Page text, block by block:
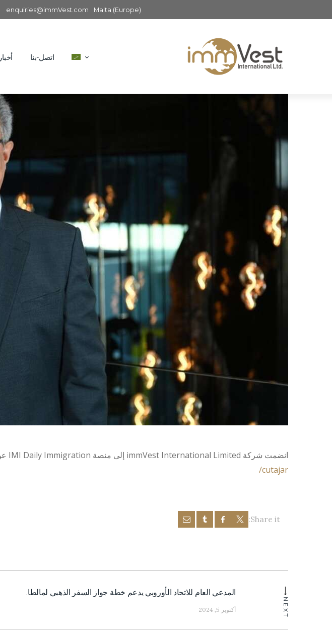
Malta (Europe)
enquiries@immVest.com
أخبار اتصل-بنا
انضمت شركة immVest International Limited إلى منصة IMI Daily Immigration عن طريق الاستثمار. انقر هنا للاطلاع على قائمتنا:
cutajar/
Share it:
المقالات
NEXT
Next
post:
المدعي العام للاتحاد الأوروبي يدعم خطة جواز السفر الذهبي لمالطا.
أكتوبر 5, 2024